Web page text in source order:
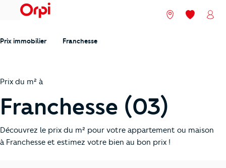
menu Nos agences
Mes
Prix immobilier Franchesse
Prix du m² à
Franchesse (03)
Découvrez le prix du m² pour votre appartement ou maison
à Franchesse et estimez votre bien au bon prix !